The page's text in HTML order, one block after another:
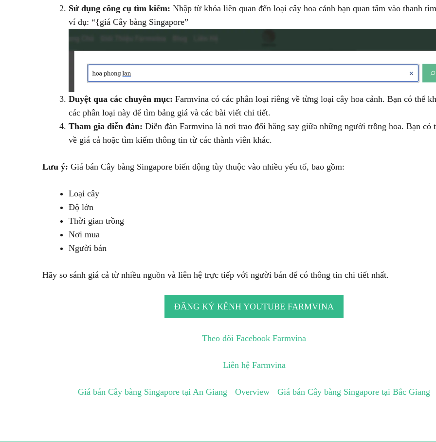
Sử dụng công cụ tìm kiếm: Nhập từ khóa liên quan đến loại cây hoa cảnh bạn quan tâm vào thanh
ví dụ: “{giá Cây bàng Singapore”
Duyệt qua các chuyên mục: Farmvina có các phân loại riêng về từng loại cây hoa cảnh. Bạn có thể
các phân loại này để tìm bảng giá và các bài viết chi tiết.
Tham gia diễn đàn: Diễn đàn Farmvina là nơi trao đổi hăng say giữa những người trồng hoa. Bạn có
về giá cả hoặc tìm kiếm thông tin từ các thành viên khác.
Lưu ý: Giá bán Cây bàng Singapore biến động tùy thuộc vào nhiều yếu tố, bao gồm:
Loại cây
Độ lớn
Thời gian trồng
Nơi mua
Người bán
Hãy so sánh giá cả từ nhiều nguồn và liên hệ trực tiếp với người bán để có thông tin chi tiết nhất.
ĐĂNG KÝ KÊNH YOUTUBE FARMVINA
Theo dõi Facebook Farmvina
Liên hệ Farmvina
Giá bán Cây bàng Singapore tại An Giang Overview Giá bán Cây bàng Singapore tại Bắc Giang